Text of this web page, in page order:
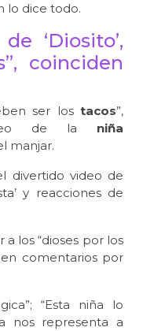
lo dice todo.
‘Diosito’,
coinciden
ser los tacos”,
de la niña
manjar.
divertido video de
y reacciones de
los “dioses por los
en comentarios por
“Esta niña lo
nos representa a